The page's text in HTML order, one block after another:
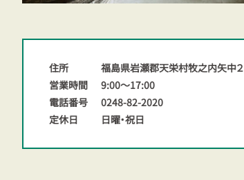
住所
福島県岩瀬郡天栄村牧之内矢中２
営業時間
9:00〜17:00
電話番号
0248-82-2020
定休日
日曜・祝日